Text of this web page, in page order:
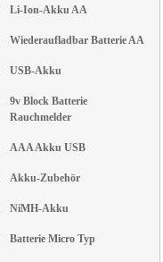
Li-Ion-Akku AA
Wiederaufladbar Batterie AA
USB-Akku
9v Block Batterie
Rauchmelder
AAA Akku USB
Akku-Zubehör
NiMH-Akku
Batterie Micro Typ